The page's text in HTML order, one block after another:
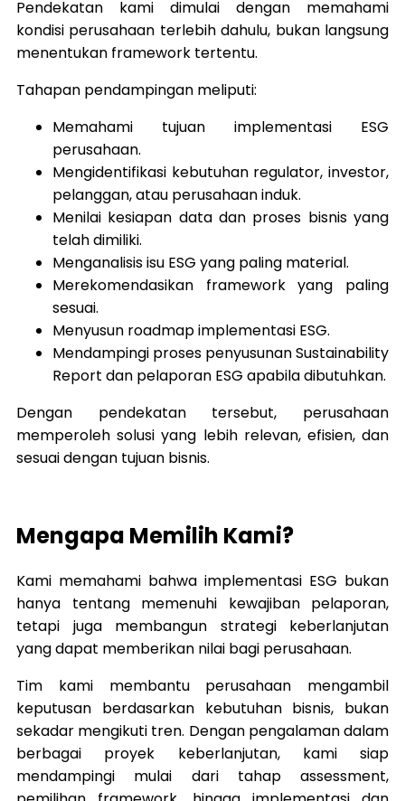
Pendekatan kami dimulai dengan memahami
kondisi perusahaan terlebih dahulu, bukan langsung
menentukan framework tertentu.
Tahapan pendampingan meliputi:
Memahami tujuan implementasi ESG
perusahaan.
Mengidentifikasi kebutuhan regulator, investor,
pelanggan, atau perusahaan induk.
Menilai kesiapan data dan proses bisnis yang
telah dimiliki.
Menganalisis isu ESG yang paling material.
Merekomendasikan framework yang paling
sesuai.
Menyusun roadmap implementasi ESG.
Mendampingi proses penyusunan Sustainability
Report dan pelaporan ESG apabila dibutuhkan.
Dengan pendekatan tersebut, perusahaan
memperoleh solusi yang lebih relevan, efisien, dan
sesuai dengan tujuan bisnis.
Mengapa Memilih Kami?
Kami memahami bahwa implementasi ESG bukan
hanya tentang memenuhi kewajiban pelaporan,
tetapi juga membangun strategi keberlanjutan
yang dapat memberikan nilai bagi perusahaan.
Tim kami membantu perusahaan mengambil
keputusan berdasarkan kebutuhan bisnis, bukan
sekadar mengikuti tren. Dengan pengalaman dalam
berbagai proyek keberlanjutan, kami siap
mendampingi mulai dari tahap assessment,